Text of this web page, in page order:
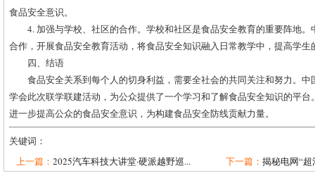
食品安全意识。
4. 加强与学校、社区的合作。学校和社区是食品安全教育的重要阵地
合作，开展食品安全教育活动，将食品安全知识融入日常教学中，提高学生
四、结语
食品安全关系到每个人的切身利益，需要全社会的共同关注和努力。
学会此次联学联建活动，为公众提供了一个学习和了解食品安全知识的平
进一步提高公众的食品安全意识，为构建食品安全防线贡献力量。
关键词：
上一篇： 2025汽车科技大讲堂·硬派越野巡... 下一篇： 揭秘电网“超